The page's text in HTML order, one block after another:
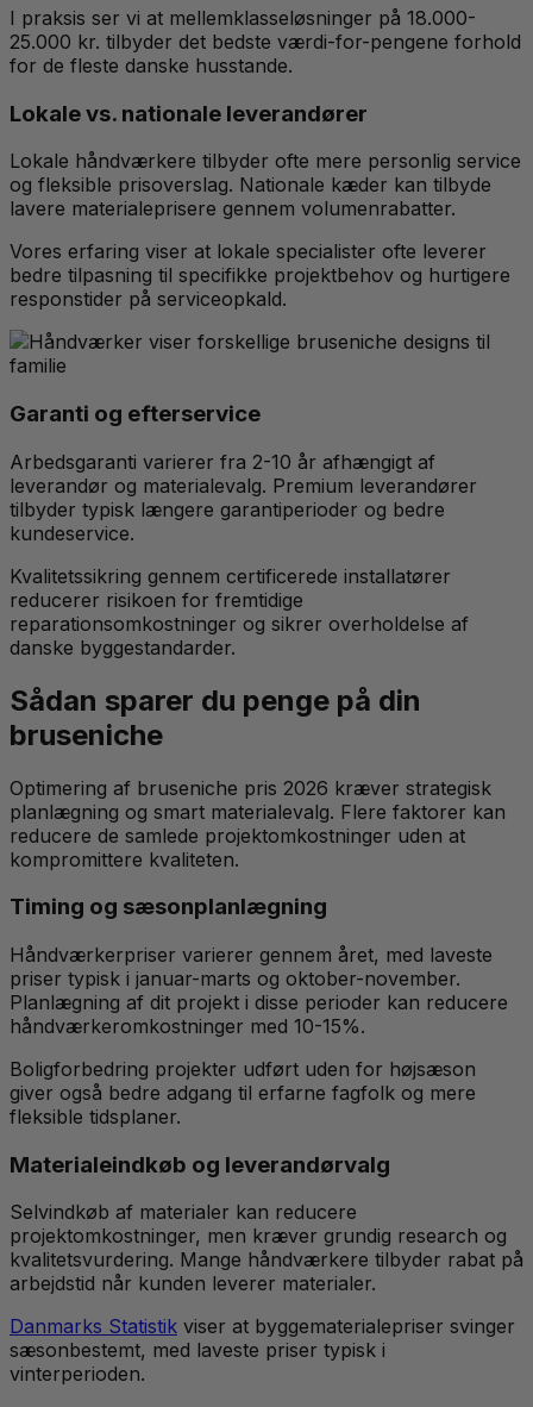
I praksis ser vi at mellemklasseløsninger på 18.000-
25.000 kr. tilbyder det bedste værdi-for-pengene forhold
for de fleste danske husstande.
Lokale vs. nationale leverandører
Lokale håndværkere tilbyder ofte mere personlig service
og fleksible prisoverslag. Nationale kæder kan tilbyde
lavere materialeprisere gennem volumenrabatter.
Vores erfaring viser at lokale specialister ofte leverer
bedre tilpasning til specifikke projektbehov og hurtigere
responstider på serviceopkald.
Garanti og efterservice
Arbedsgaranti varierer fra 2-10 år afhængigt af
leverandør og materialevalg. Premium leverandører
tilbyder typisk længere garantiperioder og bedre
kundeservice.
Kvalitetssikring gennem certificerede installatører
reducerer risikoen for fremtidige
reparationsomkostninger og sikrer overholdelse af
danske byggestandarder.
Sådan sparer du penge på din
bruseniche
Optimering af bruseniche pris 2026 kræver strategisk
planlægning og smart materialevalg. Flere faktorer kan
reducere de samlede projektomkostninger uden at
kompromittere kvaliteten.
Timing og sæsonplanlægning
Håndværkerpriser varierer gennem året, med laveste
priser typisk i januar-marts og oktober-november.
Planlægning af dit projekt i disse perioder kan reducere
håndværkeromkostninger med 10-15%.
Boligforbedring projekter udført uden for højsæson
giver også bedre adgang til erfarne fagfolk og mere
fleksible tidsplaner.
Materialeindkøb og leverandørvalg
Selvindkøb af materialer kan reducere
projektomkostninger, men kræver grundig research og
kvalitetsvurdering. Mange håndværkere tilbyder rabat på
arbejdstid når kunden leverer materialer.
Danmarks Statistik viser at byggematerialepriser svinger
sæsonbestemt, med laveste priser typisk i
vinterperioden.